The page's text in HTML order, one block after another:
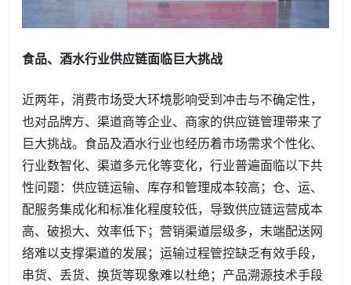
食品、酒水行业供应链面临巨大挑战
近两年，消费市场受大环境影响受到冲击与不确定性，
也对品牌方、渠道商等企业、商家的供应链管理带来了
巨大挑战。食品及酒水行业也经历着市场需求个性化、
行业数智化、渠道多元化等变化，行业普遍面临以下共
性问题：供应链运输、库存和管理成本较高；仓、运、
配服务集成化和标准化程度较低，导致供应链运营成本
高、破损大、效率低下；营销渠道层级多，末端配送网
络难以支撑渠道的发展；运输过程管控缺乏有效手段，
串货、丢货、换货等现象难以杜绝；产品溯源技术手段